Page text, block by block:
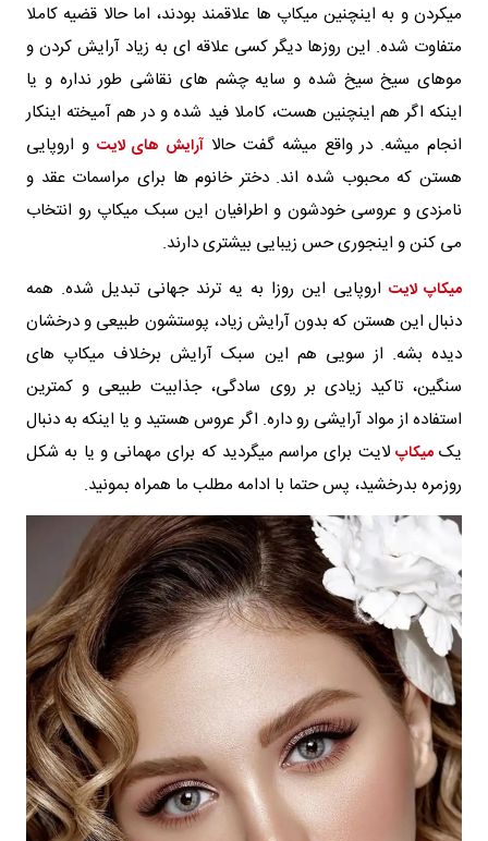
میکردن و به اینچنین میکاپ ها علاقمند بودند، اما حالا قضیه کاملا
متفاوت شده. این روزها دیگر کسی علاقه ای به زیاد آرایش کردن و
موهای سیخ سیخ شده و سایه چشم های نقاشی طور نداره و یا
اینکه اگر هم اینچنین هست، کاملا فید شده و در هم آمیخته اینکار
انجام میشه. در واقع میشه گفت حالا آرایش های لایت و اروپایی
هستن که محبوب شده اند. دختر خانوم ها برای مراسمات عقد و
نامزدی و عروسی خودشون و اطرافیان این سبک میکاپ رو انتخاب
می کنن و اینجوری حس زیبایی بیشتری دارند.
میکاپ لایت اروپایی این روزا به یه ترند جهانی تبدیل شده. همه
دنبال این هستن که بدون آرایش زیاد، پوستشون طبیعی و درخشان
دیده بشه. از سویی هم این سبک آرایش برخلاف میکاپ های
سنگین، تاکید زیادی بر روی سادگی، جذابیت طبیعی و کمترین
استفاده از مواد آرایشی رو داره. اگر عروس هستید و یا اینکه به دنبال
یکمیکاپ لایت برای مراسم میگردید که برای مهمانی و یا به شکل
روزمره بدرخشید، پس حتما با ادامه مطلب ما همراه بمونید.